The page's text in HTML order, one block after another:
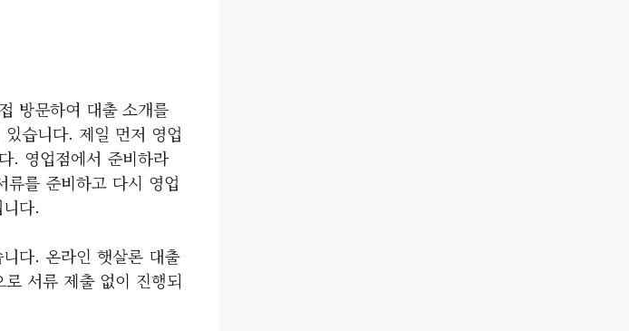
방문하여 대출 소개를
습니다. 제일 먼저 영업
. 영업점에서 준비하라
를 준비하고 다시 영업
다.
다. 온라인 햇살론 대출
서류 제출 없이 진행되